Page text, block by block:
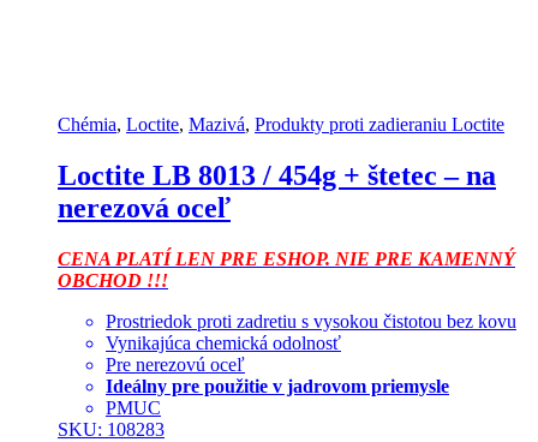
Chémia, Loctite, Mazivá, Produkty proti zadieraniu Loctite
Loctite LB 8013 / 454g + štetec – na
nerezová oceľ
CENA PLATÍ LEN PRE ESHOP. NIE PRE KAMENNÝ
OBCHOD !!!
Prostriedok proti zadretiu s vysokou čistotou bez kovu
Vynikajúca chemická odolnosť
Pre nerezovú oceľ
Ideálny pre použitie v jadrovom priemysle
PMUC
SKU: 108283